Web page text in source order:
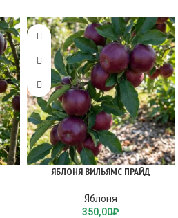
ЯБЛОНЯ ВИЛЬЯМС ПРАЙД
Яблоня
350,00₽